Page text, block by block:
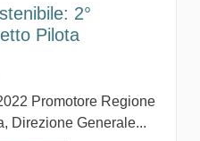
2°
Pilota
Promotore Regione
Direzione Generale...